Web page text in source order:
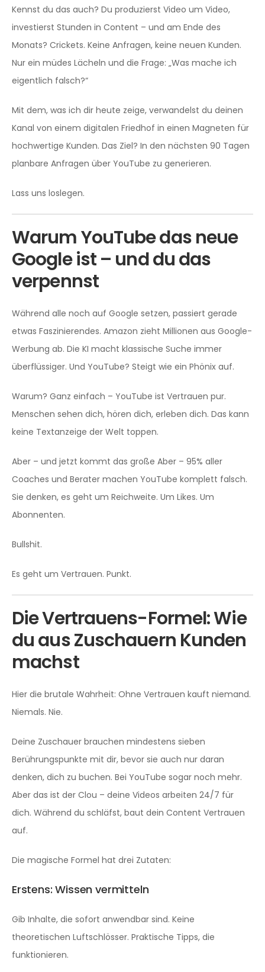
Kennst du das auch? Du produzierst Video um Video,
investierst Stunden in Content – und am Ende des
Monats? Crickets. Keine Anfragen, keine neuen Kunden.
Nur ein müdes Lächeln und die Frage: „Was mache ich
eigentlich falsch?“
Mit dem, was ich dir heute zeige, verwandelst du deinen
Kanal von einem digitalen Friedhof in einen Magneten für
hochwertige Kunden. Das Ziel? In den nächsten 90 Tagen
planbare Anfragen über YouTube zu generieren.
Lass uns loslegen.
Warum YouTube das neue
Google ist – und du das
verpennst
Während alle noch auf Google setzen, passiert gerade
etwas Faszinierendes. Amazon zieht Millionen aus Google-
Werbung ab. Die KI macht klassische Suche immer
überflüssiger. Und YouTube? Steigt wie ein Phönix auf.
Warum? Ganz einfach – YouTube ist Vertrauen pur.
Menschen sehen dich, hören dich, erleben dich. Das kann
keine Textanzeige der Welt toppen.
Aber – und jetzt kommt das große Aber – 95% aller
Coaches und Berater machen YouTube komplett falsch.
Sie denken, es geht um Reichweite. Um Likes. Um
Abonnenten.
Bullshit.
Es geht um Vertrauen. Punkt.
Die Vertrauens-Formel: Wie
du aus Zuschauern Kunden
machst
Hier die brutale Wahrheit: Ohne Vertrauen kauft niemand.
Niemals. Nie.
Deine Zuschauer brauchen mindestens sieben
Berührungspunkte mit dir, bevor sie auch nur daran
denken, dich zu buchen. Bei YouTube sogar noch mehr.
Aber das ist der Clou – deine Videos arbeiten 24/7 für
dich. Während du schläfst, baut dein Content Vertrauen
auf.
Die magische Formel hat drei Zutaten:
Erstens: Wissen vermitteln
Gib Inhalte, die sofort anwendbar sind. Keine
theoretischen Luftschlösser. Praktische Tipps, die
funktionieren.